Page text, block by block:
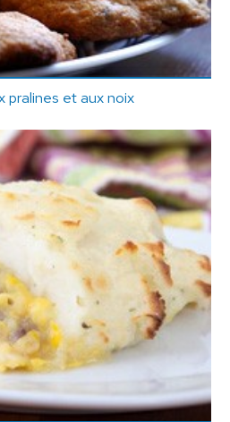
pralines et aux noix